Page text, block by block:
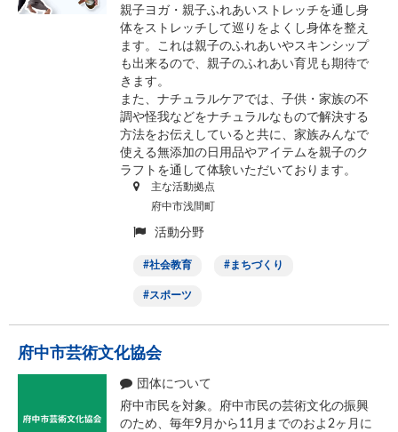
親子ヨガ・親子ふれあいストレッチを通し身
体をストレッチして巡りをよくし身体を整え
ます。これは親子のふれあいやスキンシップ
も出来るので、親子のふれあい育児も期待で
きます。
また、ナチュラルケアでは、子供・家族の不
調や怪我などをナチュラルなもので解決する
方法をお伝えしていると共に、家族みんなで
使える無添加の日用品やアイテムを親子のク
ラフトを通して体験いただいております。
主な活動拠点
府中市浅間町
活動分野
社会教育 まちづくり
スポーツ
府中市芸術文化協会
団体について
府中市民を対象。府中市民の芸術文化の振興
のため、毎年9月から11月までのおよ2ヶ月に